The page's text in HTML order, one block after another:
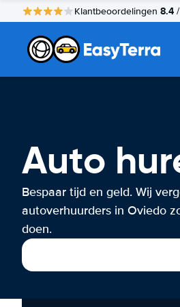
Klantbeoordelingen 8.4
Auto
Bespaar tijd en geld. Wij
autoverhuurders in Oviedo
doen.